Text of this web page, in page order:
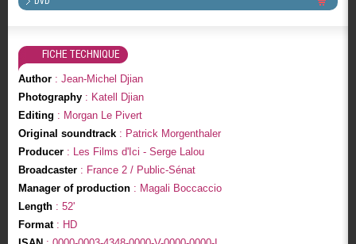
FICHE TECHNIQUE
Author: Jean-Michel Djian
Photography: Katell Djian
Editing : Morgan Le Pivert
Original soundtrack: Patrick Morgenthaler
Producer: Les Films d'Ici - Serge Lalou
Broadcaster: France 2 / Public-Sénat
Manager of production: Magali Boccaccio
Length: 52'
Format: HD